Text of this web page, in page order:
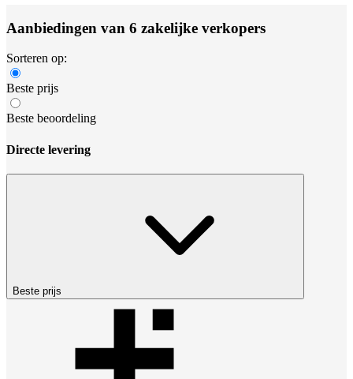
Aanbiedingen van 6 zakelijke verkopers
Sorteren op:
Beste prijs
Beste beoordeling
Directe levering
Beste prijs